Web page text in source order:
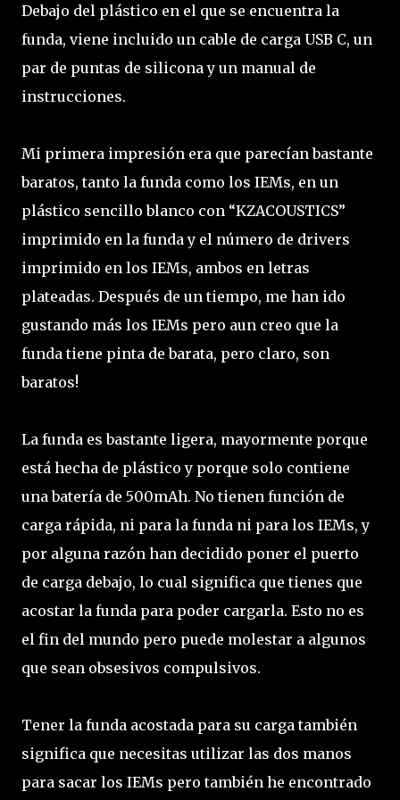
Debajo del plástico en el que se encuentra la
funda, viene incluido un cable de carga USB C, un
par de puntas de silicona y un manual de
instrucciones.
Mi primera impresión era que parecían bastante
baratos, tanto la funda como los IEMs, en un
plástico sencillo blanco con “KZACOUSTICS”
imprimido en la funda y el número de drivers
imprimido en los IEMs, ambos en letras
plateadas. Después de un tiempo, me han ido
gustando más los IEMs pero aun creo que la
funda tiene pinta de barata, pero claro, son
baratos!
La funda es bastante ligera, mayormente porque
está hecha de plástico y porque solo contiene
una batería de 500mAh. No tienen función de
carga rápida, ni para la funda ni para los IEMs, y
por alguna razón han decidido poner el puerto
de carga debajo, lo cual significa que tienes que
acostar la funda para poder cargarla. Esto no es
el fin del mundo pero puede molestar a algunos
que sean obsesivos compulsivos.
Tener la funda acostada para su carga también
significa que necesitas utilizar las dos manos
para sacar los IEMs pero también he encontrado